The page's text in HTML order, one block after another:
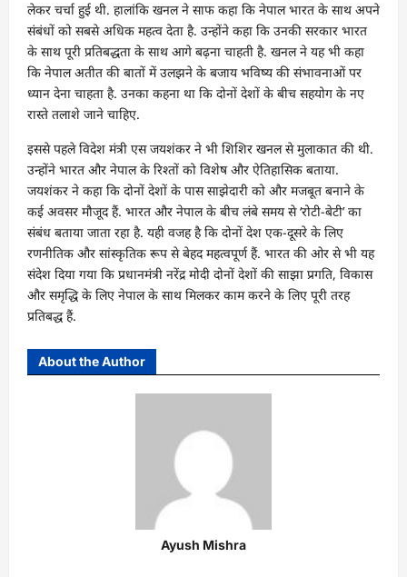
लेकर चर्चा हुई थी. हालांकि खनल ने साफ कहा कि नेपाल भारत के साथ अपने
संबंधों को सबसे अधिक महत्व देता है. उन्होंने कहा कि उनकी सरकार भारत
के साथ पूरी प्रतिबद्धता के साथ आगे बढ़ना चाहती है. खनल ने यह भी कहा
कि नेपाल अतीत की बातों में उलझने के बजाय भविष्य की संभावनाओं पर
ध्यान देना चाहता है. उनका कहना था कि दोनों देशों के बीच सहयोग के नए
रास्ते तलाशे जाने चाहिए.
इससे पहले विदेश मंत्री एस जयशंकर ने भी शिशिर खनल से मुलाकात की थी.
उन्होंने भारत और नेपाल के रिश्तों को विशेष और ऐतिहासिक बताया.
जयशंकर ने कहा कि दोनों देशों के पास साझेदारी को और मजबूत बनाने के
कई अवसर मौजूद हैं. भारत और नेपाल के बीच लंबे समय से ‘रोटी-बेटी’ का
संबंध बताया जाता रहा है. यही वजह है कि दोनों देश एक-दूसरे के लिए
रणनीतिक और सांस्कृतिक रूप से बेहद महत्वपूर्ण हैं. भारत की ओर से भी यह
संदेश दिया गया कि प्रधानमंत्री नरेंद्र मोदी दोनों देशों की साझा प्रगति, विकास
और समृद्धि के लिए नेपाल के साथ मिलकर काम करने के लिए पूरी तरह
प्रतिबद्ध हैं.
About the Author
Ayush Mishra